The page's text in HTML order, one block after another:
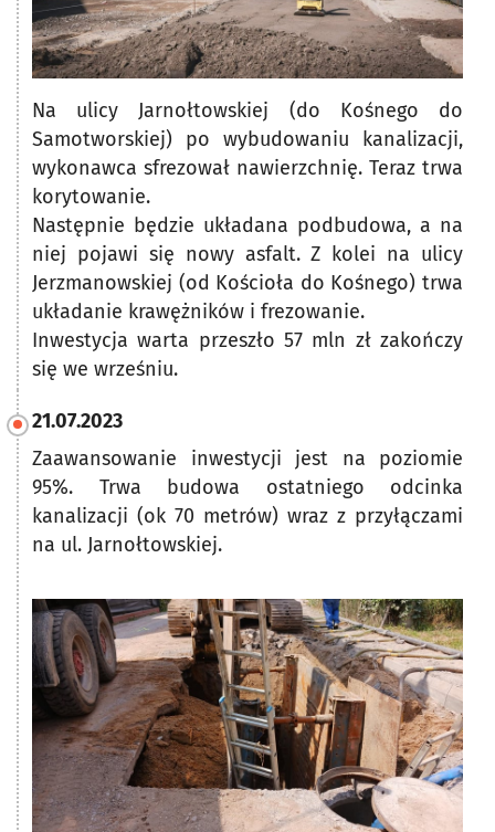
Na ulicy Jarnołtowskiej (do Kośnego do
Samotworskiej) po wybudowaniu kanalizacji,
wykonawca sfrezował nawierzchnię. Teraz trwa
korytowanie.
Następnie będzie układana podbudowa, a na
niej pojawi się nowy asfalt. Z kolei na ulicy
Jerzmanowskiej (od Kościoła do Kośnego) trwa
układanie krawężników i frezowanie.
Inwestycja warta przeszło 57 mln zł zakończy
się we wrześniu.
21.07.2023
Zaawansowanie inwestycji jest na poziomie
95%. Trwa budowa ostatniego odcinka
kanalizacji (ok 70 metrów) wraz z przyłączami
na ul. Jarnołtowskiej.